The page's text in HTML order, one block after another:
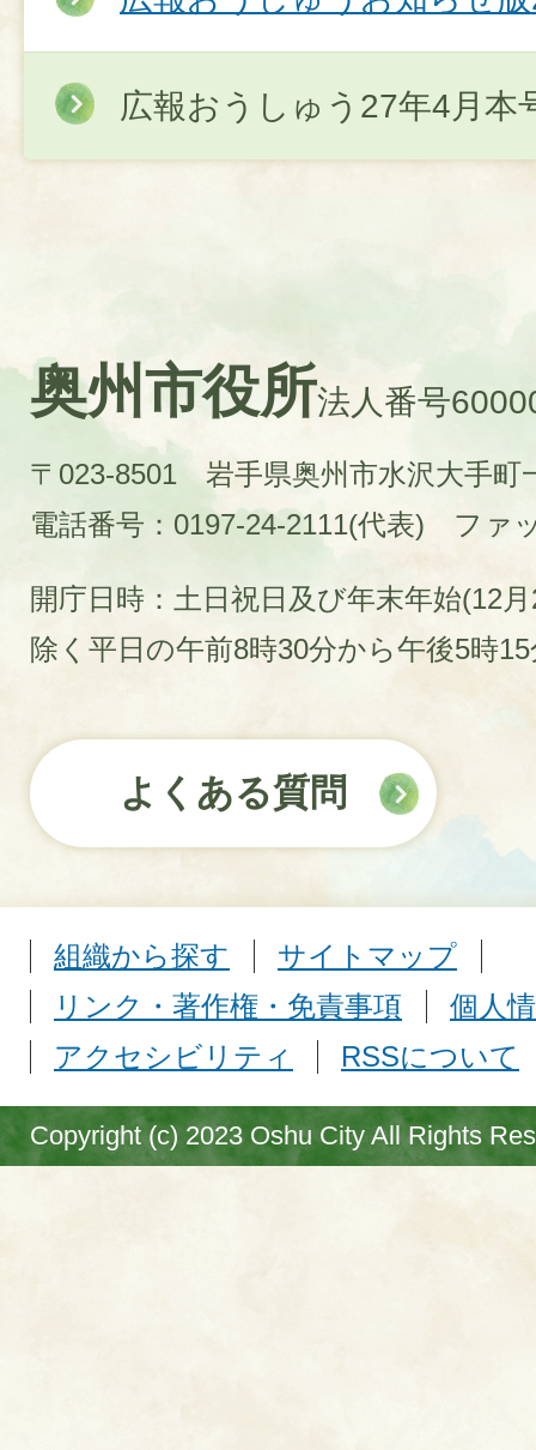
広報おうしゅう27年4月本
奥州市役所法人番号
〒023-8501 岩手県奥州市水沢大手町
電話番号：0197-24-2111(代表)
ファ
開庁日時：土日祝日及び年末年始(12
除く平日の午前8時30分から午後5時
よくある質問
組織から探す
サイトマップ
リンク・著作権・免責事項
個人
アクセシビリティ
RSSについて
Copyright (c) 2023 Oshu City All Rights